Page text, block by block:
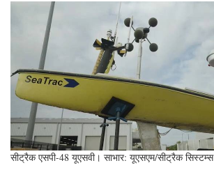
सीट्रैक एसपी-48 यूएसवी। साभार: यूएसएम/सीट्रैक सिस्टम्स